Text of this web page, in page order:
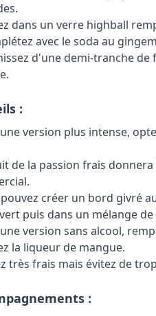
dans un verre highball
avec le soda au
d'une demi-tranche
:
version plus intense,
de la passion frais
créer un bord givré
puis dans un mélange
version sans alcool,
la liqueur de mangue.
très frais mais évitez de
: